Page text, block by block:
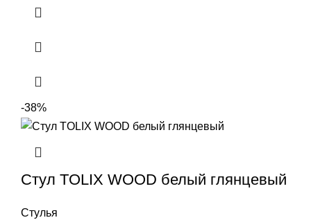
-38%
Стул TOLIX WOOD белый глянцевый
Стулья